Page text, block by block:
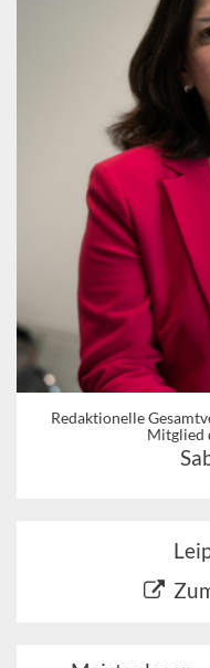
Redaktionelle
Mitglied